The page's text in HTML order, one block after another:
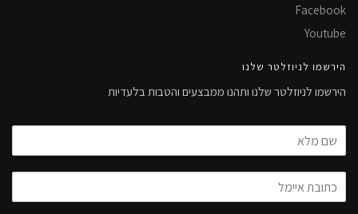
Facebook
Youtube
הירשמו לניוזלטר שלנו
הירשמו לניוזלטר שלנו ותהנו ממבצעים והטבות בלעדיות